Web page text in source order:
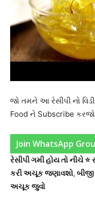
જો તમને આ રેસીપી નો
Food ને Subscribe કરજો
Join WhatsApp
રેસીપી ગમી હોય તો નીચે
કરી અચૂક જણાવશો,
અચૂક જુવો